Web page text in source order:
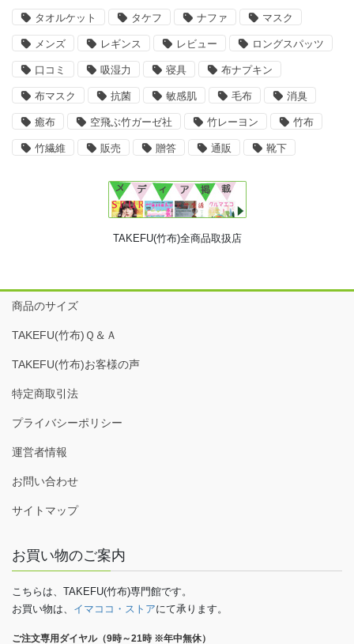
タオルケット タケフ ナファ マスク
メンズ レギンス レビュー ロングスパッツ
口コミ 吸湿力 寝具 布ナプキン
布マスク 抗菌 敏感肌 毛布 消臭
癒布 空飛ぶ竹ガーゼ社 竹レーヨン 竹布
竹繊維 販売 贈答 通販 靴下
TAKEFU(竹布)全商品取扱店
商品のサイズ
TAKEFU(竹布)Ｑ＆Ａ
TAKEFU(竹布)お客様の声
特定商取引法
プライバシーポリシー
運営者情報
お問い合わせ
サイトマップ
お買い物のご案内
こちらは、TAKEFU(竹布)専門館です。
お買い物は、 イマココ・ストアにて承ります。
ご注文専用ダイヤル（9時～21時 ※年中無休）